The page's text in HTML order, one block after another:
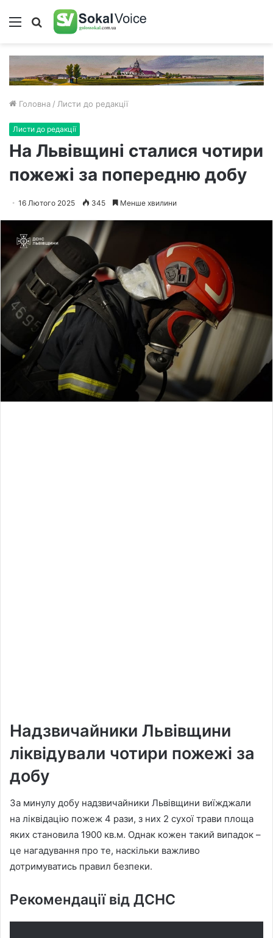
Меню Пошук
Головна / Листи до редакції
Листи до редакції
На Львівщині сталися чотири
пожежі за попередню добу
16 Лютого 2025 345 Менше хвилини
Надзвичайники Львівщини
ліквідували чотири пожежі за
добу
За минулу добу надзвичайники Львівщини виїжджали
на ліквідацію пожеж 4 рази, з них 2 сухої трави площа
яких становила 1900 кв.м. Однак кожен такий випадок –
це нагадування про те, наскільки важливо
дотримуватись правил безпеки.
Рекомендації від ДСНС